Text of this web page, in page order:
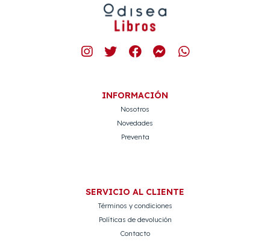
INFORMACIÓN
Nosotros
Novedades
Preventa
SERVICIO AL CLIENTE
Términos y condiciones
Políticas de devolución
Contacto